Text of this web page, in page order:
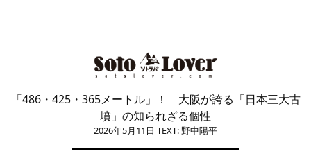
「486・425・365メートル」！ 大阪が誇る「日本三大古
墳」の知られざる個性
2026年5月11日 TEXT: 野中陽平